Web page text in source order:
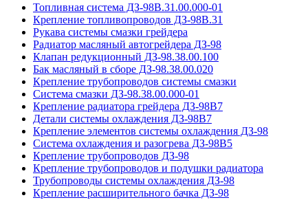
Топливная система ДЗ-98В.31.00.000-01
Крепление топливопроводов ДЗ-98В.31
Рукава системы смазки грейдера
Радиатор масляный автогрейдера ДЗ-98
Клапан редукционный ДЗ-98.38.00.100
Бак масляный в сборе ДЗ-98.38.00.020
Крепление трубопроводов системы смазки
Система смазки ДЗ-98.38.00.000-01
Крепление радиатора грейдера ДЗ-98В7
Детали системы охлаждения ДЗ-98В7
Крепление элементов системы охлаждения ДЗ-98
Система охлаждения и разогрева ДЗ-98В5
Крепление трубопроводов ДЗ-98
Крепление трубопроводов и подушки радиатора
Трубопроводы системы охлаждения ДЗ-98
Крепление расширительного бачка ДЗ-98